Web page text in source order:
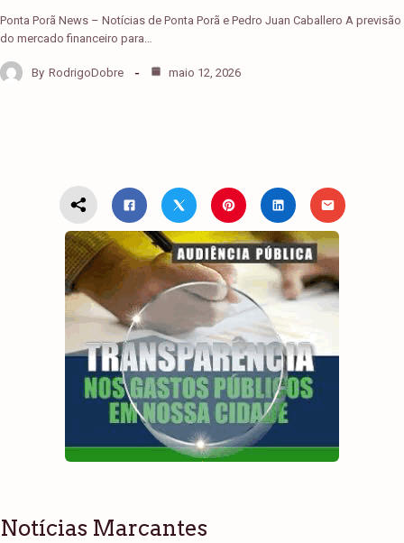
Ponta Porã News – Notícias de Ponta Porã e Pedro Juan Caballero A previsão
do mercado financeiro para…
By RodrigoDobre maio 12, 2026
Notícias Marcantes